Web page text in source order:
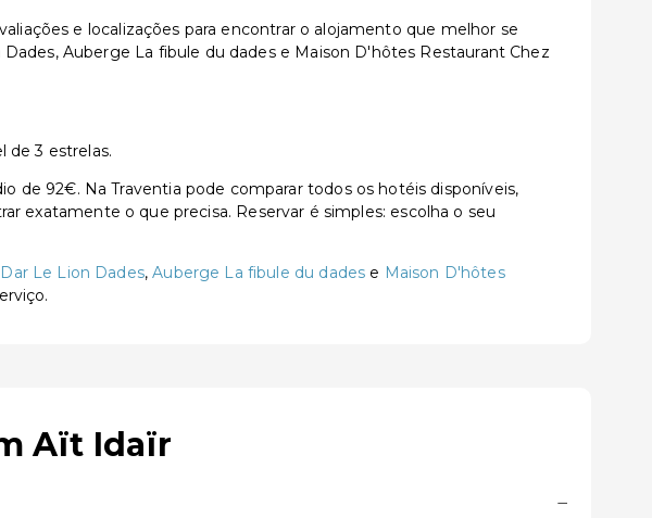
e localizações para encontrar o alojamento que melhor se
Auberge La fibule du dades e Maison D'hôtes Restaurant Chez
de 3 estrelas.
92€. Na Traventia pode comparar todos os hotéis disponíveis,
exatamente o que precisa. Reservar é simples: escolha o seu
Dar Le Lion Dades,Auberge La fibule du dades e Maison D'hôtes
Aït Idaïr
−